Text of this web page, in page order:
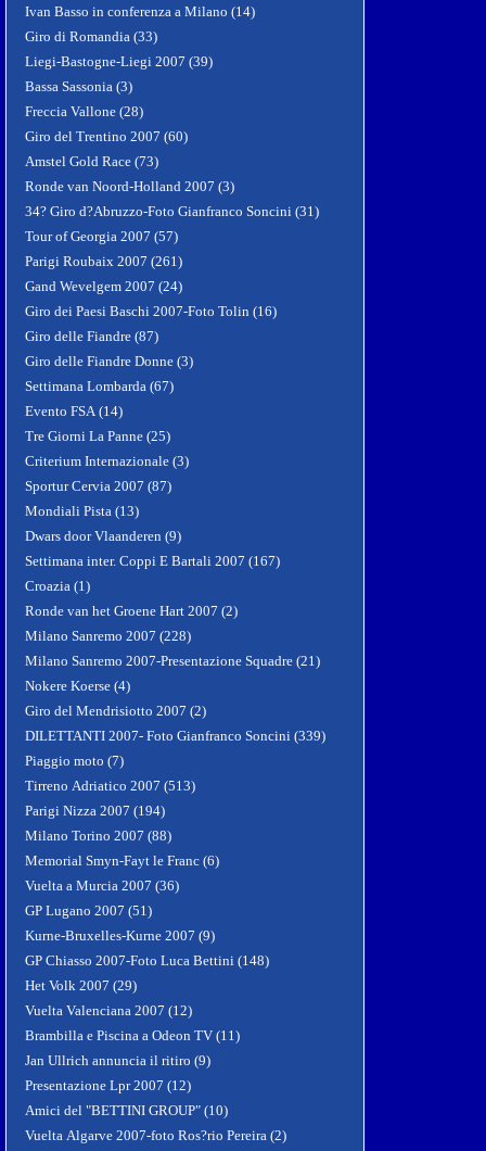
Ivan Basso in conferenza a Milano (14)
Giro di Romandia (33)
Liegi-Bastogne-Liegi 2007 (39)
Bassa Sassonia (3)
Freccia Vallone (28)
Giro del Trentino 2007 (60)
Amstel Gold Race (73)
Ronde van Noord-Holland 2007 (3)
34? Giro d?Abruzzo-Foto Gianfranco Soncini (31)
Tour of Georgia 2007 (57)
Parigi Roubaix 2007 (261)
Gand Wevelgem 2007 (24)
Giro dei Paesi Baschi 2007-Foto Tolin (16)
Giro delle Fiandre (87)
Giro delle Fiandre Donne (3)
Settimana Lombarda (67)
Evento FSA (14)
Tre Giorni La Panne (25)
Criterium Internazionale (3)
Sportur Cervia 2007 (87)
Mondiali Pista (13)
Dwars door Vlaanderen (9)
Settimana inter. Coppi E Bartali 2007 (167)
Croazia (1)
Ronde van het Groene Hart 2007 (2)
Milano Sanremo 2007 (228)
Milano Sanremo 2007-Presentazione Squadre (21)
Nokere Koerse (4)
Giro del Mendrisiotto 2007 (2)
DILETTANTI 2007- Foto Gianfranco Soncini (339)
Piaggio moto (7)
Tirreno Adriatico 2007 (513)
Parigi Nizza 2007 (194)
Milano Torino 2007 (88)
Memorial Smyn-Fayt le Franc (6)
Vuelta a Murcia 2007 (36)
GP Lugano 2007 (51)
Kurne-Bruxelles-Kurne 2007 (9)
GP Chiasso 2007-Foto Luca Bettini (148)
Het Volk 2007 (29)
Vuelta Valenciana 2007 (12)
Brambilla e Piscina a Odeon TV (11)
Jan Ullrich annuncia il ritiro (9)
Presentazione Lpr 2007 (12)
Amici del "BETTINI GROUP" (10)
Vuelta Algarve 2007-foto Ros?rio Pereira (2)